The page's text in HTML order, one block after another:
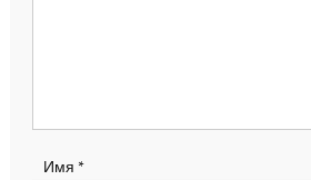
Имя *